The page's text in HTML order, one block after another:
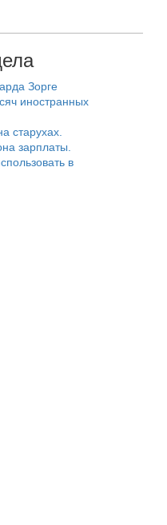
Зорге
иностранных
старухах.
зарплаты.
в